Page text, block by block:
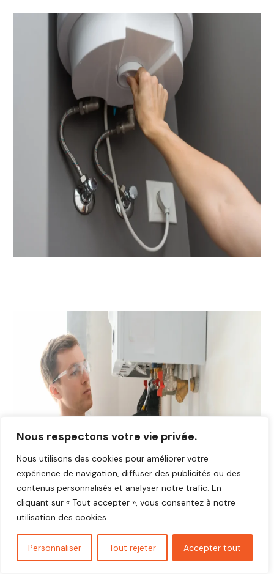
Nous respectons votre vie privée.
Nous utilisons des cookies pour améliorer votre
expérience de navigation, diffuser des publicités ou des
contenus personnalisés et analyser notre trafic. En
cliquant sur « Tout accepter », vous consentez à notre
utilisation des cookies.
Personnaliser Tout rejeter Accepter tout